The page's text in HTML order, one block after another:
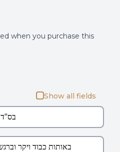
Show all fields
when you purchase this